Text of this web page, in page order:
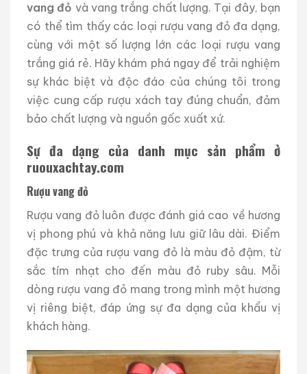
vang đỏ và vang trắng chất lượng. Tại đây, bạn
có thể tìm thấy các loại rượu vang đỏ đa dạng,
cùng với một số lượng lớn các loại rượu vang
trắng giá rẻ. Hãy khám phá ngay để trải nghiệm
sự khác biệt và độc đáo của chúng tôi trong
việc cung cấp rượu xách tay đúng chuẩn, đảm
bảo chất lượng và nguồn gốc xuất xứ.
Sự đa dạng của danh mục sản phẩm ở
ruouxachtay.com
Rượu vang đỏ
Rượu vang đỏ luôn được đánh giá cao về hương
vị phong phú và khả năng lưu giữ lâu dài. Điểm
đặc trưng của rượu vang đỏ là màu đỏ đậm, từ
sắc tím nhạt cho đến màu đỏ ruby sâu. Mỗi
dòng rượu vang đỏ mang trong mình một hương
vị riêng biệt, đáp ứng sự đa dạng của khẩu vị
khách hàng.